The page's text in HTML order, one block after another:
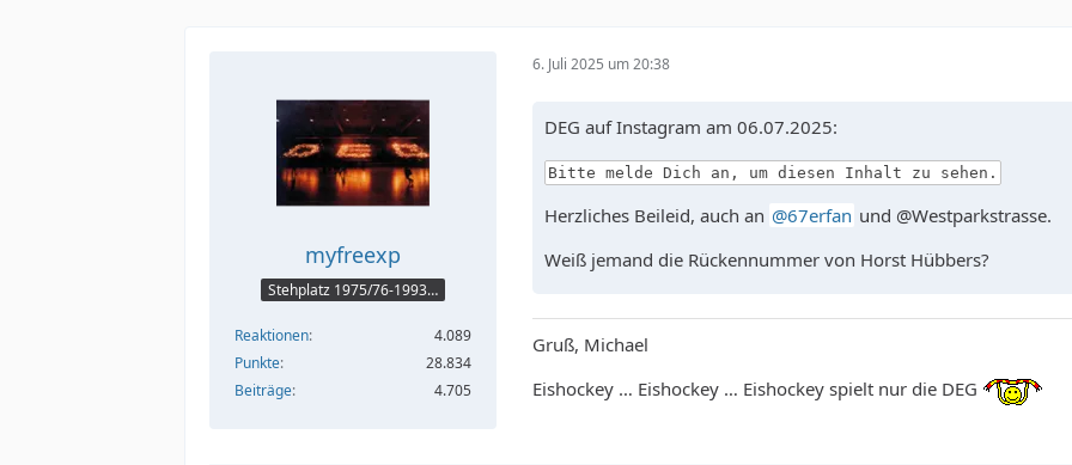
myfreexp
Stehplatz 1975/76-1993/94
Reaktionen
4.089
Punkte
28.834
Beiträge
4.705
6. Juli 2025 um 20:38
DEG auf Instagram am 06.07.2025:
Bitte melde Dich an, um diesen Inhalt zu sehen.
Herzliches Beileid, auch an 67erfan und @Westparkstrasse.
Weiß jemand die Rückennummer von Horst Hübbers?
Gruß, Michael
Eishockey … Eishockey … Eishockey spielt nur die DEG